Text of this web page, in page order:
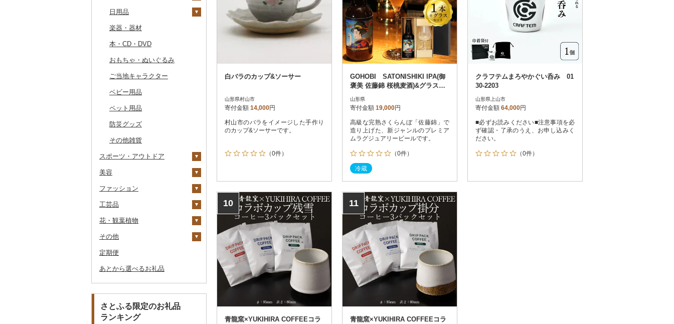
包丁
フライパン
鍋
まな板
土鍋
その他キッチン用品
日用品
洗剤
トイレットペーパー
ティッシュ
その他日用品
楽器・器材
本・CD・DVD
おもちゃ・ぬいぐるみ
ご当地キャラクター
ベビー用品
ペット用品
防災グッズ
その他雑貨
スポーツ・アウトドア
ゴルフ
ゴルフボール
ゴルフウェア
その他ゴルフ
釣り
サイクリング
アウトドア・キャンプ
その他スポーツ
その他スポーツ
美容
スキンケア
洗顔
その他スキンケア
シャンプー・リンス
石鹸・ボディーソープ
入浴剤
アロマ
プロテイン
その他美容
ファッション
鞄・バッグ
トートバッグ・ショル
ツケース
その他鞄・バッグ
洋服
女性・レディース
子供・ベビー
その他洋服
和服
靴・履物
靴・シューズ
スリッパ・下駄・草履
その他靴・履物
アクセサリー
ペンダント・ネックレ
ス
ピアス・イヤリング
その他服飾小物
ショール・ストール
工芸品
織物
本場奄美大島紬
陶器・漆器
唐津焼
備前焼
美濃焼
村上木彫堆朱
その他装飾品・工芸品
数珠
工芸品
播州そろばん
美濃和紙
花・観葉植物
観葉植物・苗木
花
胡蝶蘭
造花・プリザーブドフ
ラワー
その他花
盆栽・その他
その他
地域サービス
その他
定期便
あとから選べるお礼品
さとふる限定のお礼品
ランキング
白バラのカップ&ソーサー
山形県村山市
寄付金額 14,000円
村山市のバラをイメージした手作り
のカップ&ソーサーです。
（0件）
GOHOBI SATONISHIKI IPA(御
褒美 佐藤錦 桜桃麦酒)&グラス
山形県
寄付金額 19,000円
高級な完熟さくらんぼ「佐藤錦」で
造り上げた、新ジャンルのプレミア
ムラグジュアリービールです。
（0件）
冷蔵
クラフテムまろやかぐい呑み 01
30-2203
山形県上山市
寄付金額 64,000円
■必ずお読みください■注意事項を必
ず確認・了承のうえ、お申し込みく
ださい。
（0件）
10
青龍窯×YUKIHIRA COFFEEコラ
11
青龍窯×YUKIHIRA COFFEEコラ